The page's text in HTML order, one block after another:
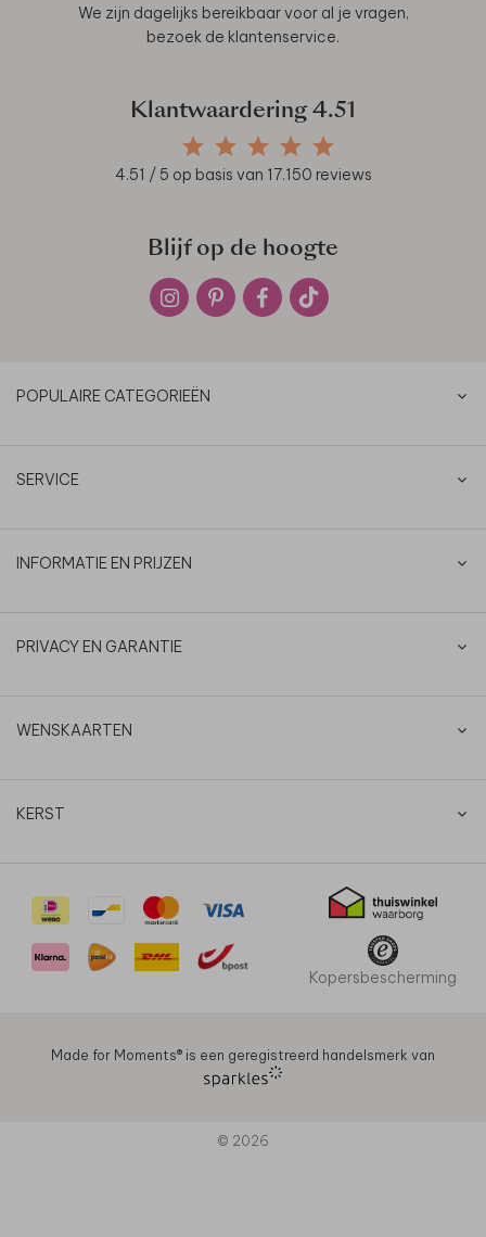
We zijn dagelijks bereikbaar voor al je vragen,
bezoek de klantenservice.
Klantwaardering 4.51
4.51 / 5 op basis van 17.150 reviews
Blijf op de hoogte
POPULAIRE CATEGORIEËN
SERVICE
INFORMATIE EN PRIJZEN
PRIVACY EN GARANTIE
WENSKAARTEN
KERST
Kopersbescherming
Made for Moments®️ is een geregistreerd handelsmerk van
© 2026